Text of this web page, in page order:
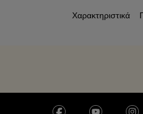
Χαρακτηριστικά